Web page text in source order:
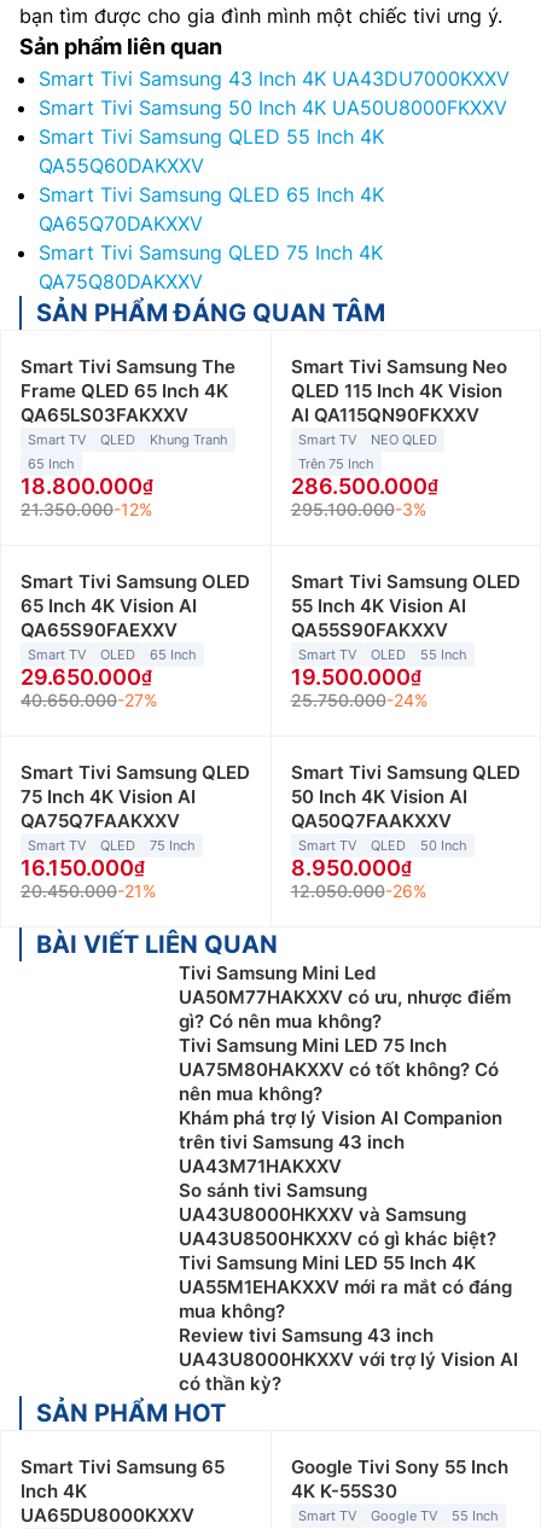
bạn tìm được cho gia đình mình một chiếc tivi ưng ý.
Sản phẩm liên quan
Smart Tivi Samsung 43 Inch 4K UA43DU7000KXXV
Smart Tivi Samsung 50 Inch 4K UA50U8000FKXXV
Smart Tivi Samsung QLED 55 Inch 4K
QA55Q60DAKXXV
Smart Tivi Samsung QLED 65 Inch 4K
QA65Q70DAKXXV
Smart Tivi Samsung QLED 75 Inch 4K
QA75Q80DAKXXV
SẢN PHẨM ĐÁNG QUAN TÂM
Smart Tivi Samsung The
Frame QLED 65 Inch 4K
QA65LS03FAKXXV
Smart TV QLED
Khung Tranh
65 Inch
18.800.000
21.350.000-12%
Smart Tivi Samsung Neo
QLED 115 Inch 4K Vision
AI QA115QN90FKXXV
Smart TV
NEO QLED
Trên 75 Inch
286.500.000
295.100.000-3%
Smart Tivi Samsung OLED
65 Inch 4K Vision AI
QA65S90FAEXXV
Smart TV OLED 65 Inch
29.650.000
40.650.000-27%
Smart Tivi Samsung OLED
55 Inch 4K Vision AI
QA55S90FAKXXV
Smart TV OLED 55 Inch
19.500.000
25.750.000-24%
Smart Tivi Samsung QLED
75 Inch 4K Vision AI
QA75Q7FAAKXXV
Smart TV QLED 75 Inch
16.150.000
20.450.000-21%
Smart Tivi Samsung QLED
50 Inch 4K Vision AI
QA50Q7FAAKXXV
Smart TV QLED 50 Inch
8.950.000
12.050.000-26%
BÀI VIẾT LIÊN QUAN
Tivi Samsung Mini Led
UA50M77HAKXXV có ưu, nhược điểm
gì? Có nên mua không?
Tivi Samsung Mini LED 75 Inch
UA75M80HAKXXV có tốt không? Có
nên mua không?
Khám phá trợ lý Vision AI Companion
trên tivi Samsung 43 inch
UA43M71HAKXXV
So sánh tivi Samsung
UA43U8000HKXXV và Samsung
UA43U8500HKXXV có gì khác biệt?
Tivi Samsung Mini LED 55 Inch 4K
UA55M1EHAKXXV mới ra mắt có đáng
mua không?
Review tivi Samsung 43 inch
UA43U8000HKXXV với trợ lý Vision AI
có thần kỳ?
SẢN PHẨM HOT
Smart Tivi Samsung 65
Inch 4K
UA65DU8000KXXV
Google Tivi Sony 55 Inch
4K K-55S30
Smart TV Google TV 55 Inch